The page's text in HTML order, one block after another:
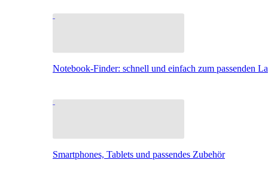
Notebook-Finder: schnell und einfach zum passenden
Smartphones, Tablets und passendes Zubehör